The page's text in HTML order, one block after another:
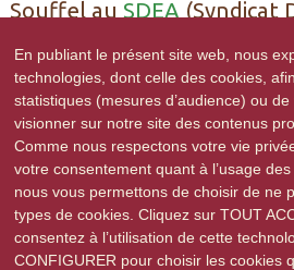
Souffel au SDEA (Syndicat
Vous trouverez ci-dessous les analyses
par leSDEA , ainsi que le rapport de
eaux de la station d’épuration.
Voir la Synthèse du contrôle sanitaire de
distribuée en 2016
Un nouveau SIVU (Syndicat
été créé ayant comme vocation la
restauration et d’entretien des cours
En publiant le présent site web, nous
technologies, dont celle des cookies,
statistiques (mesures d’audience) ou
visionner sur notre site des contenus
Comme nous respectons votre vie
votre consentement quant à l’usage
nous vous permettons de choisir de ne
types de cookies. Cliquez sur TOUT
consentez à l’utilisation de cette
CONFIGURER pour choisir les cookies